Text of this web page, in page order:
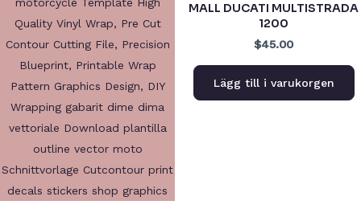
MALL DUCATI MULTISTRADA
1200
$45.00
Lägg till i varukorgen